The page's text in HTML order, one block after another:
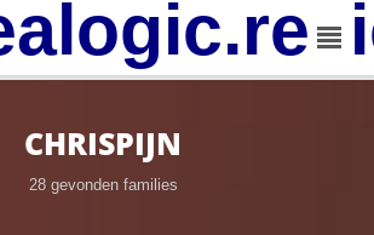
CHRISPIJN
28 gevonden families